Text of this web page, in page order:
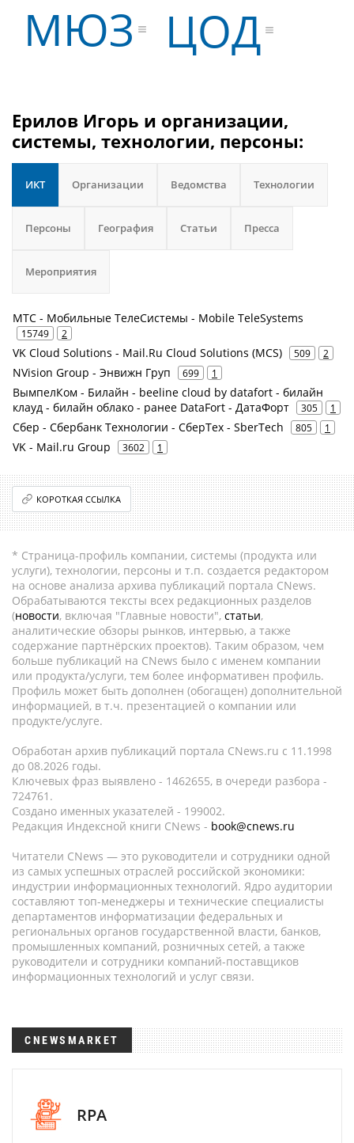
МЮЗ ЦОД
Ерилов Игорь и организации,
системы, технологии, персоны:
ИКТ Организации Ведомства Технологии
Персоны География Статьи Пресса
Мероприятия
МТС - Мобильные ТелеСистемы - Mobile TeleSystems
15749 2
VK Cloud Solutions - Mail.Ru Cloud Solutions (MCS) 509 2
NVision Group - Энвижн Груп 699 1
ВымпелКом - Билайн - beeline cloud by datafort - билайн
клауд - билайн облако - ранее DataFort - ДатаФорт
305 1
Сбер - Сбербанк Технологии - СберТех - SberTech 805 1
VK - Mail.ru Group 3602 1
КОРОТКАЯ ССЫЛКА
* Страница-профиль компании, системы (продукта или
услуги), технологии, персоны и т.п. создается редактором
на основе анализа архива публикаций портала CNews.
Обрабатываются тексты всех редакционных разделов
(новости, включая "Главные новости", статьи,
аналитические обзоры рынков, интервью, а также
содержание партнёрских проектов). Таким образом, чем
больше публикаций на CNews было с именем компании
или продукта/услуги, тем более информативен профиль.
Профиль может быть дополнен (обогащен) дополнительной
информацией, в т.ч. презентацией о компании или
продукте/услуге.
Обработан архив публикаций портала CNews.ru c 11.1998
до 08.2026 годы.
Ключевых фраз выявлено - 1462655, в очереди разбора -
724761.
Создано именных указателей - 199002.
Редакция Индексной книги CNews - book@cnews.ru
Читатели CNews — это руководители и сотрудники одной
из самых успешных отраслей российской экономики:
индустрии информационных технологий. Ядро аудитории
составляют топ-менеджеры и технические специалисты
департаментов информатизации федеральных и
региональных органов государственной власти, банков,
промышленных компаний, розничных сетей, а также
руководители и сотрудники компаний-поставщиков
информационных технологий и услуг связи.
CNEWSMARKET
RPA